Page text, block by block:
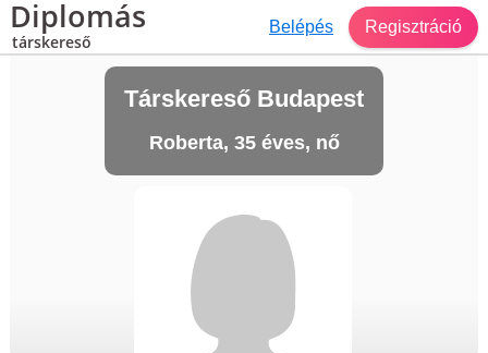
Diplomás
társkereső
Belépés Regisztráció
Társkereső Budapest
Roberta, 35 éves, nő